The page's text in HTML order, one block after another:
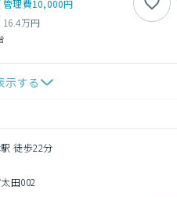
管理費10,000円
16.4万円
示する
徒歩22分
田002